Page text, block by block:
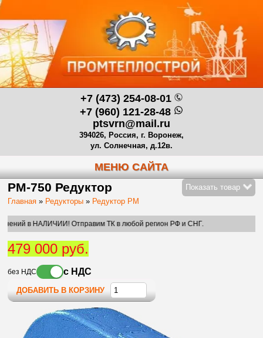
+7 (473) 254-08-01
+7 (960) 121-28-48
ptsvrn@mail.ru
394026, Россия, г. Воронеж,
ул. Солнечная, д.12в.
МЕНЮ САЙТА
РМ-750 Редуктор
Показать товар
Главная » Редукторы » Редуктор РМ
Отправим ТК в любой регион РФ и СНГ.
479 000 руб.
без НДС с НДС
ДОБАВИТЬ В КОРЗИНУ